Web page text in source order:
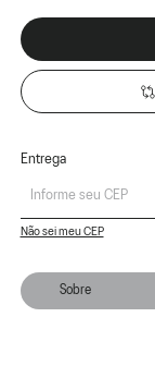
Sobre
Entrega
Não sei meu CEP